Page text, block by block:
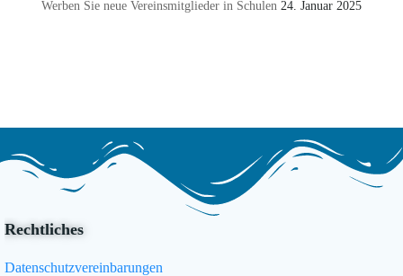
Werben Sie neue Vereinsmitglieder in Schulen 24. Januar 2025
Rechtliches
Datenschutzvereinbarungen